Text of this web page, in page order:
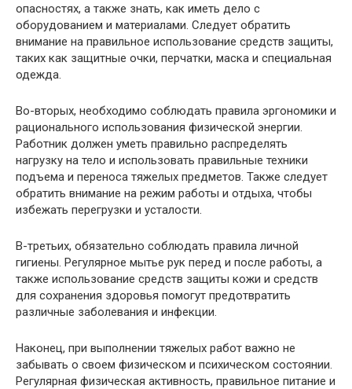
опасностях, а также знать, как иметь дело с
оборудованием и материалами. Следует обратить
внимание на правильное использование средств защиты,
таких как защитные очки, перчатки, маска и специальная
одежда.
Во-вторых, необходимо соблюдать правила эргономики и
рационального использования физической энергии.
Работник должен уметь правильно распределять
нагрузку на тело и использовать правильные техники
подъема и переноса тяжелых предметов. Также следует
обратить внимание на режим работы и отдыха, чтобы
избежать перегрузки и усталости.
В-третьих, обязательно соблюдать правила личной
гигиены. Регулярное мытье рук перед и после работы, а
также использование средств защиты кожи и средств
для сохранения здоровья помогут предотвратить
различные заболевания и инфекции.
Наконец, при выполнении тяжелых работ важно не
забывать о своем физическом и психическом состоянии.
Регулярная физическая активность, правильное питание и